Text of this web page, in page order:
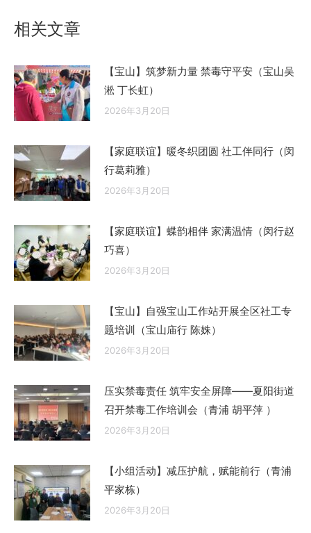
相关文章
【宝山】筑梦新力量 禁毒守平安（宝山吴
淞 丁长虹）
2026年3月20日
【家庭联谊】暖冬织团圆 社工伴同行（闵
行葛莉雅）
2026年3月20日
【家庭联谊】蝶韵相伴 家满温情（闵行赵
巧喜）
2026年3月20日
【宝山】自强宝山工作站开展全区社工专
题培训（宝山庙行 陈姝）
2026年3月20日
压实禁毒责任 筑牢安全屏障——夏阳街道
召开禁毒工作培训会（青浦 胡平萍 ）
2026年3月20日
【小组活动】减压护航，赋能前行（青浦
平家栋）
2026年3月20日